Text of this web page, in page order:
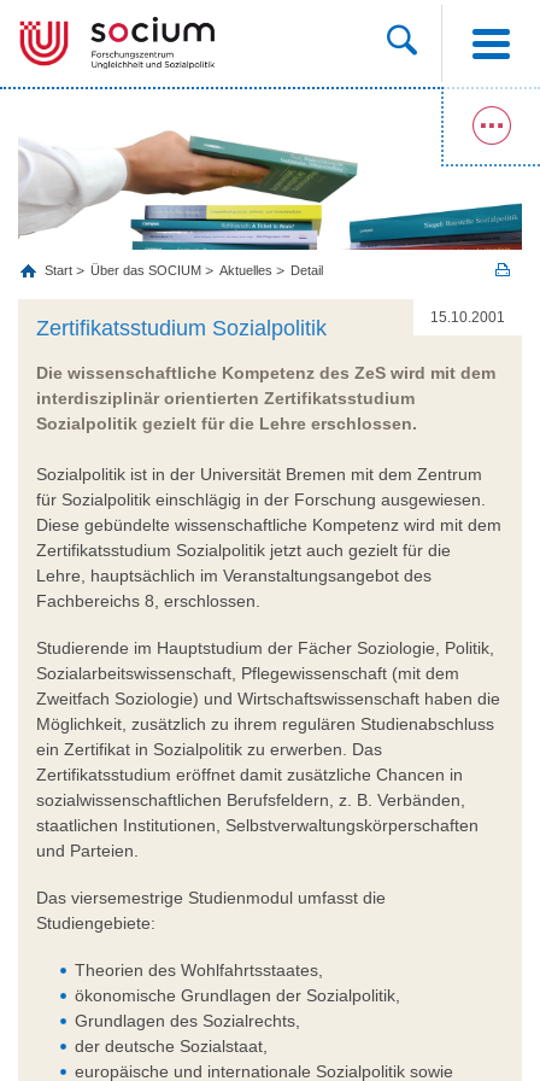
Start Über das SOCIUM Aktuelles Detail
15.10.2001
Zertifikatsstudium Sozialpolitik
Die wissenschaftliche Kompetenz des ZeS wird mit dem
interdisziplinär orientierten Zertifikatsstudium
Sozialpolitik gezielt für die Lehre erschlossen.
Sozialpolitik ist in der Universität Bremen mit dem Zentrum
für Sozialpolitik einschlägig in der Forschung ausgewiesen.
Diese gebündelte wissenschaftliche Kompetenz wird mit dem
Zertifikatsstudium Sozialpolitik jetzt auch gezielt für die
Lehre, hauptsächlich im Veranstaltungsangebot des
Fachbereichs 8, erschlossen.
Studierende im Hauptstudium der Fächer Soziologie, Politik,
Sozialarbeitswissenschaft, Pflegewissenschaft (mit dem
Zweitfach Soziologie) und Wirtschaftswissenschaft haben die
Möglichkeit, zusätzlich zu ihrem regulären Studienabschluss
ein Zertifikat in Sozialpolitik zu erwerben. Das
Zertifikatsstudium eröffnet damit zusätzliche Chancen in
sozialwissenschaftlichen Berufsfeldern, z. B. Verbänden,
staatlichen Institutionen, Selbstverwaltungskörperschaften
und Parteien.
Das viersemestrige Studienmodul umfasst die
Studiengebiete:
Theorien des Wohlfahrtsstaates,
ökonomische Grundlagen der Sozialpolitik,
Grundlagen des Sozialrechts,
der deutsche Sozialstaat,
europäische und internationale Sozialpolitik sowie